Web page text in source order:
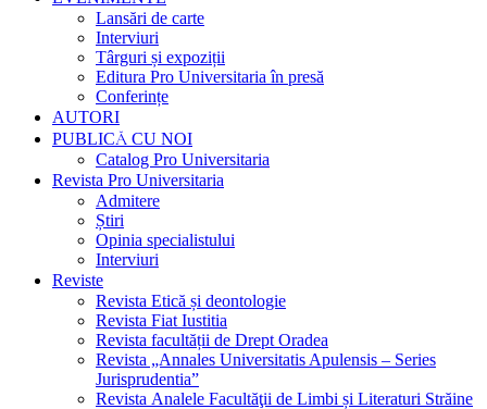
Lansări de carte
Interviuri
Târguri și expoziții
Editura Pro Universitaria în presă
Conferințe
AUTORI
PUBLICĂ CU NOI
Catalog Pro Universitaria
Revista Pro Universitaria
Admitere
Știri
Opinia specialistului
Interviuri
Reviste
Revista Etică și deontologie
Revista Fiat Iustitia
Revista facultății de Drept Oradea
Revista „Annales Universitatis Apulensis – Series
Jurisprudentia”
Revista Analele Facultăţii de Limbi și Literaturi Străine